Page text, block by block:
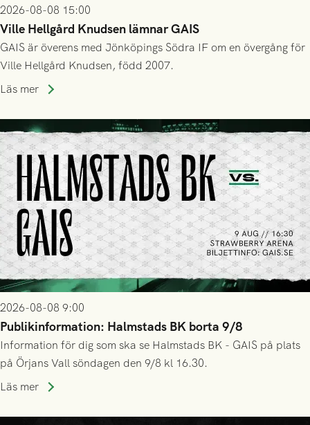
2026-08-08 15:00
Ville Hellgård Knudsen lämnar GAIS
GAIS är överens med Jönköpings Södra IF om en övergång för
Ville Hellgård Knudsen, född 2007.
Läs mer
2026-08-08 9:00
Publikinformation: Halmstads BK borta 9/8
Information för dig som ska se Halmstads BK - GAIS på plats
på Örjans Vall söndagen den 9/8 kl 16.30.
Läs mer